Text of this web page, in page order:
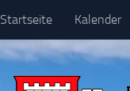
Zum Inhalt springen
Startseite Kalender